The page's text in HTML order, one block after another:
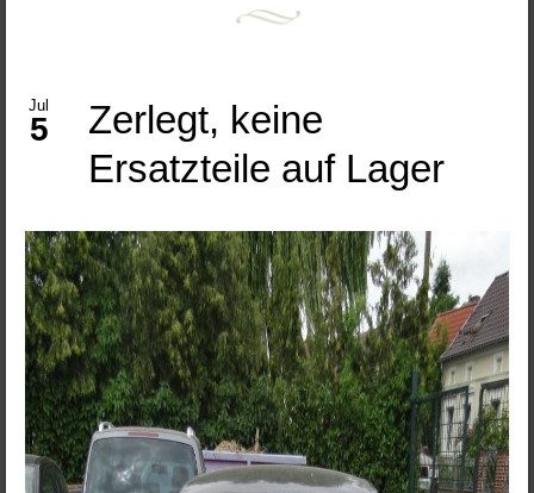
Zerlegt, keine
Ersatzteile auf Lager
Jul
5